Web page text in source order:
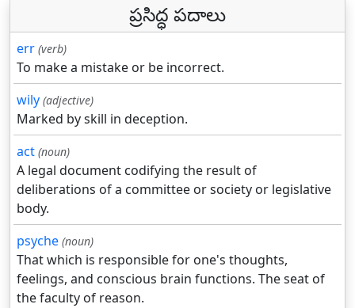
ప్రసిద్ధ పదాలు
err (verb)
To make a mistake or be incorrect.
wily (adjective)
Marked by skill in deception.
act (noun)
A legal document codifying the result of
deliberations of a committee or society or legislative
body.
psyche (noun)
That which is responsible for one's thoughts,
feelings, and conscious brain functions. The seat of
the faculty of reason.